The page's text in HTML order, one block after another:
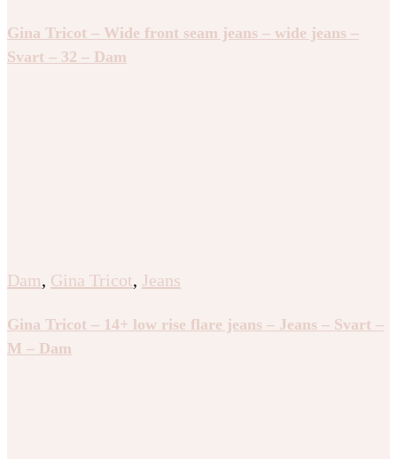
Gina Tricot – Wide front seam jeans – wide jeans –
Svart – 32 – Dam
Dam, Gina Tricot, Jeans
Gina Tricot – 14+ low rise flare jeans – Jeans – Svart –
M – Dam